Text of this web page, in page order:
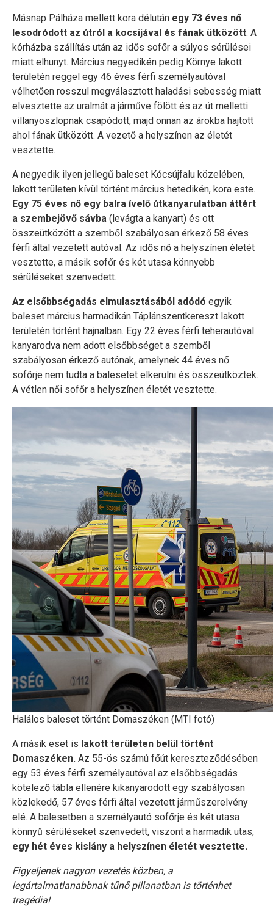
Másnap Pálháza mellett kora délután egy 73 éves nő
lesodródott az útról a kocsijával és fának ütközött. A
kórházba szállítás után az idős sofőr a súlyos sérülései
miatt elhunyt. Március negyedikén pedig Környe lakott
területén reggel egy 46 éves férfi személyautóval
vélhetően rosszul megválasztott haladási sebesség miatt
elvesztette az uralmát a járműve fölött és az út melletti
villanyoszlopnak csapódott, majd onnan az árokba hajtott
ahol fának ütközött. A vezető a helyszínen az életét
vesztette.
A negyedik ilyen jellegű baleset Kócsújfalu közelében,
lakott területen kívül történt március hetedikén, kora este.
Egy 75 éves nő egy balra ívelő útkanyarulatban áttért
a szembejövő sávba (levágta a kanyart) és ott
összeütközött a szemből szabályosan érkező 58 éves
férfi által vezetett autóval. Az idős nő a helyszínen életét
vesztette, a másik sofőr és két utasa könnyebb
sérüléseket szenvedett.
Az elsőbbségadás elmulasztásából adódó egyik
baleset március harmadikán Táplánszentkereszt lakott
területén történt hajnalban. Egy 22 éves férfi teherautóval
kanyarodva nem adott elsőbbséget a szemből
szabályosan érkező autónak, amelynek 44 éves nő
sofőrje nem tudta a balesetet elkerülni és összeütköztek.
A vétlen női sofőr a helyszínen életét vesztette.
Halálos baleset történt Domaszéken (MTI fotó)
A másik eset is lakott területen belül történt
Domaszéken. Az 55-ös számú főút kereszteződésében
egy 53 éves férfi személyautóval az elsőbbségadás
kötelező tábla ellenére kikanyarodott egy szabályosan
közlekedő, 57 éves férfi által vezetett járműszerelvény
elé. A balesetben a személyautó sofőrje és két utasa
könnyű sérüléseket szenvedett, viszont a harmadik utas,
egy hét éves kislány a helyszínen életét vesztette.
Figyeljenek nagyon vezetés közben, a
legártalmatlanabbnak tűnő pillanatban is történhet
tragédia!